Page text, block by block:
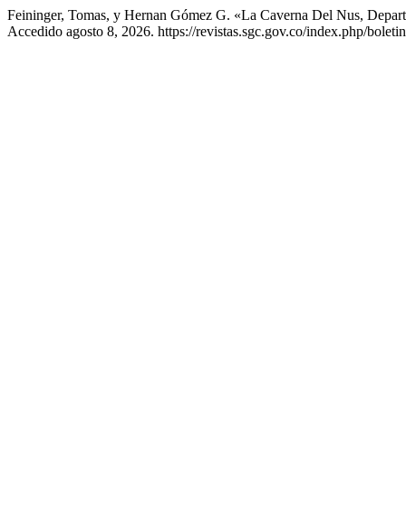
Feininger, Tomas, y Hernan Gómez G. «La Caverna Del Nus,
Accedido agosto 8, 2026. https://revistas.sgc.gov.co/index.php/